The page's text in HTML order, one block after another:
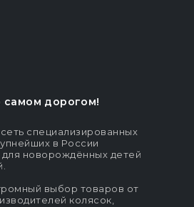
самом дорогом!
специализированных
в России
новорождённых детей
выбор товаров от
колясок,